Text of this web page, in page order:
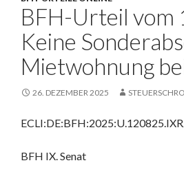
BFH-Urteil vom
Keine
Mietwohnung
26. DEZEMBER 2025
BFH IX. Senat